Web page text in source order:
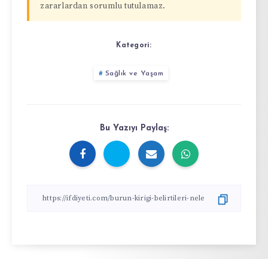
zararlardan sorumlu tutulamaz.
Kategori:
Sağlık ve Yaşam
Bu Yazıyı Paylaş: